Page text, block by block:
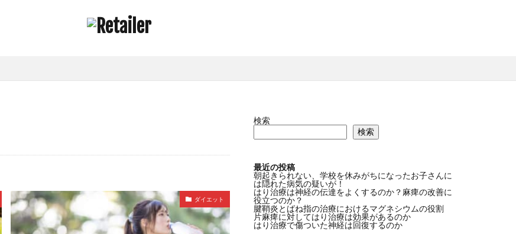
ダイエット
検索
検索
最近の投稿
朝起きられない、学校を休みがちになったお子さんに
は隠れた病気の疑いが！
はり治療は神経の伝達をよくするのか？麻痺の改善に
役立つのか？
腱鞘炎とばね指の治療におけるマグネシウムの役割
片麻痺に対してはり治療は効果があるのか
はり治療で傷ついた神経は回復するのか